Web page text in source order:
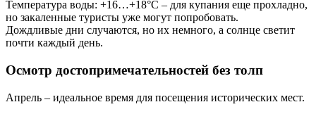
Температура воды: +16…+18°C – для купания еще прохладно,
но закаленные туристы уже могут попробовать.
Дождливые дни случаются, но их немного, а солнце светит
почти каждый день.
Осмотр достопримечательностей без толп
Апрель – идеальное время для посещения исторических мест.